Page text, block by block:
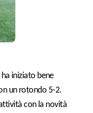
ha iniziato bene
un rotondo 5-2.
con la novità